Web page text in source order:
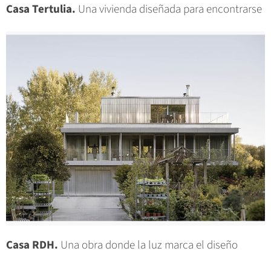
Casa Tertulia. Una vivienda diseñada para encontrarse
Casa RDH. Una obra donde la luz marca el diseño